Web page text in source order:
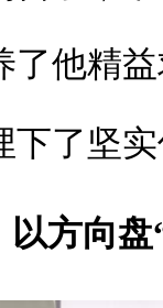
了他精
下了坚
方向盘